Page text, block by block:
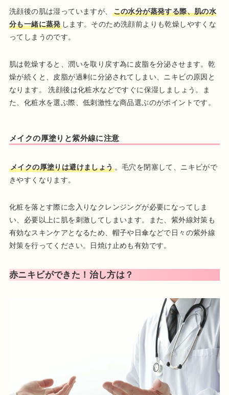
洗顔後の肌は湿っていますが、
この水分が蒸発する際、肌の水
分も一緒に蒸発します。そのため洗顔前よりも乾燥しやすくな
ってしまうのです。
肌は乾燥すると、潤いを取り戻す為に皮脂を分泌させます。乾
燥が続くと、皮脂が過剰に分泌されてしまい、ニキビの原因と
なります。 洗顔後は化粧水などですぐに保湿しましょう。ま
た、化粧水を選ぶ際、低刺激性な商品選ぶのがポイントです。
メイクの厚塗りと紫外線に注意
メイクの厚塗りは避けましょう。毛穴を閉塞して、ニキビがで
きやすくなります。
化粧を落とす際に念入りなクレンジングが必要になってしま
い、必要以上に肌を刺激してしまいます。また、紫外線対策も
有効なスキンケアとなるため、帽子や日傘などで日々の紫外線
対策を行ってください。日焼け止めも有効です。
赤ニキビができた！治し方は？